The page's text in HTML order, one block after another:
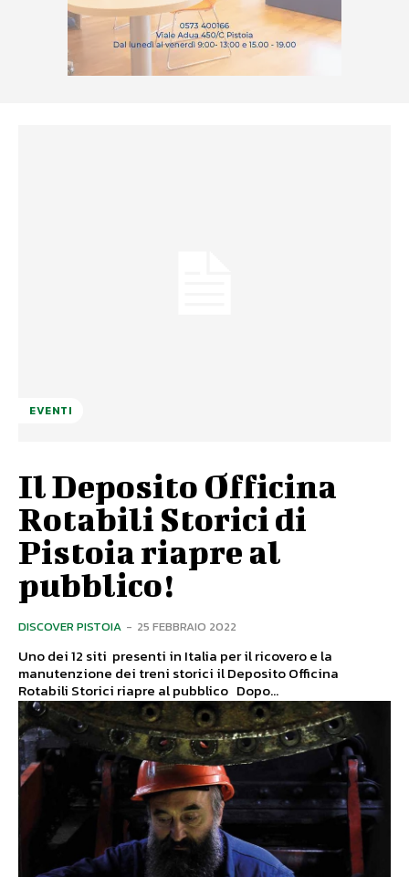
EVENTI
Il Deposito Officina
Rotabili Storici di
Pistoia riapre al
pubblico!
DISCOVER PISTOIA - 25 FEBBRAIO 2022
Uno dei 12 siti presenti in Italia per il ricovero e la
manutenzione dei treni storici il Deposito Officina
Rotabili Storici riapre al pubblico Dopo...